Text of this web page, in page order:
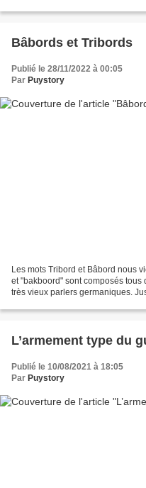
Bâbords et Tribords
Publié le 28/11/2022 à 00:05
Par Puystory
Les mots Tribord et Bâbord nous
et "bakboord" sont composés
très vieux parlers germaniques.
L’armement type du
Publié le 10/08/2021 à 18:05
Par Puystory